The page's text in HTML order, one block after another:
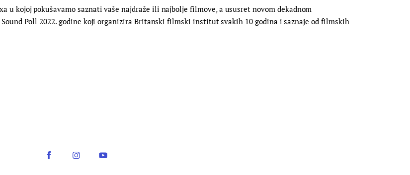
u kojoj pokušavamo saznati vaše najdraže ili najbolje filmove, a ususret novom dekadnom
Poll 2022. godine koji organizira Britanski filmski institut svakih 10 godina i saznaje od filmskih